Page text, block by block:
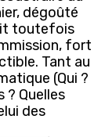
dégoûté
toutefois
fort
Tant au
(Qui ?
? Quelles
des